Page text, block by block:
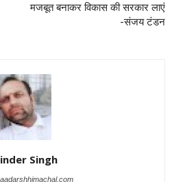
मजबूत बनाकर विकास की सरकार लाएं
-संजय टंडन
Singh